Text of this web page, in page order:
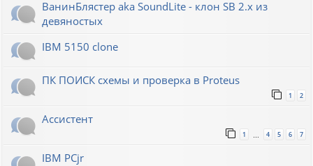
ВанинБлястер aka SoundLite - клон SB 2.x из
девяностых
IBM 5150 clone
ПК ПОИСК схемы и проверка в Proteus
1 2
Ассистент
1 … 4 5 6 7
IBM PCjr